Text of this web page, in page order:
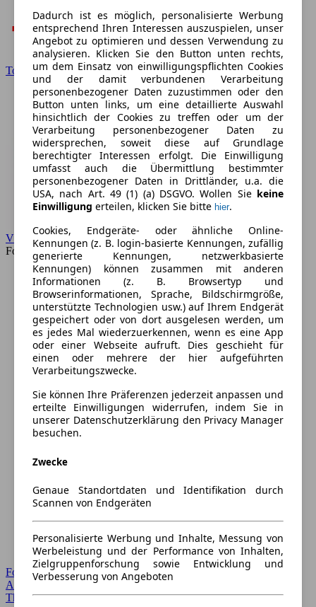
Toyota
VW
Forum
Forum Startseite
Alle Auto-Foren
Themen-Forum
Dadurch ist es möglich, personalisierte Werbung
entsprechend Ihren Interessen auszuspielen, unser
Angebot zu optimieren und dessen Verwendung zu
analysieren. Klicken Sie den Button unten rechts,
um dem Einsatz von einwilligungspflichten Cookies
und der damit verbundenen Verarbeitung
personenbezogener Daten zuzustimmen oder den
Button unten links, um eine detaillierte Auswahl
hinsichtlich der Cookies zu treffen oder um der
Verarbeitung personenbezogener Daten zu
widersprechen, soweit diese auf Grundlage
berechtigter Interessen erfolgt. Die Einwilligung
umfasst auch die Übermittlung bestimmter
personenbezogener Daten in Drittländer, u.a. die
USA, nach Art. 49 (1) (a) DSGVO. Wollen Sie keine
Einwilligung erteilen, klicken Sie bitte hier.
Cookies, Endgeräte- oder ähnliche Online-
Kennungen (z. B. login-basierte Kennungen, zufällig
generierte Kennungen, netzwerkbasierte
Kennungen) können zusammen mit anderen
Informationen (z. B. Browsertyp und
Browserinformationen, Sprache, Bildschirmgröße,
unterstützte Technologien usw.) auf Ihrem Endgerät
gespeichert oder von dort ausgelesen werden, um
es jedes Mal wiederzuerkennen, wenn es eine App
oder einer Webseite aufruft. Dies geschieht für
einen oder mehrere der hier aufgeführten
Verarbeitungszwecke.
Sie können Ihre Präferenzen jederzeit anpassen und
erteilte Einwilligungen widerrufen, indem Sie in
unserer Datenschutzerklärung den Privacy Manager
besuchen.
Zwecke
Genaue Standortdaten und Identifikation durch
Scannen von Endgeräten
Personalisierte Werbung und Inhalte, Messung von
Werbeleistung und der Performance von Inhalten,
Zielgruppenforschung sowie Entwicklung und
Verbesserung von Angeboten